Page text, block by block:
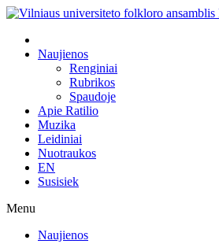
Naujienos
Renginiai
Rubrikos
Spaudoje
Apie Ratilio
Muzika
Leidiniai
Nuotraukos
EN
Susisiek
Menu
Naujienos